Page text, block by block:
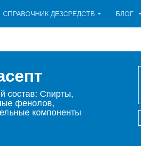
СПРАВОЧНИК ДЕЗСРЕДСТВ БЛОГ
состав: Спирты,
фенолов,
компоненты